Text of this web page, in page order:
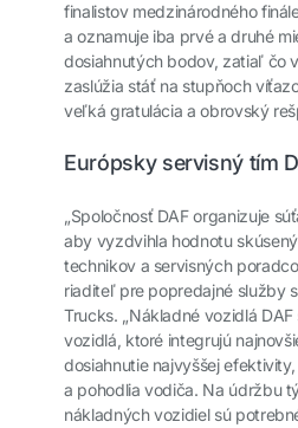
finalistov medzinárodného
a oznamuje iba prvé a druhé
dosiahnutých bodov, zatiaľ čo
zaslúžia stáť na stupňoch
veľká gratulácia a obrovský
Európsky servisný tím
„Spoločnosť DAF organizuje
aby vyzdvihla hodnotu
technikov a servisných
riaditeľ pre popredajné služby
Trucks. „Nákladné vozidlá
vozidlá, ktoré integrujú
dosiahnutie najvyššej
a pohodlia vodiča. Na údržbu
nákladných vozidiel sú